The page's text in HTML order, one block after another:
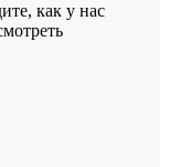
как у нас